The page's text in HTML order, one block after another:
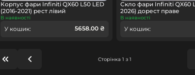
Корпус фари Infiniti QX60 L50 LED
(2016-2021) рест лівий
В наявності
У кошик: 5658.00 ₴
Скло фари Infiniti QX60
2026) дорест праве
В наявності
У кошик:
Сторінка 1 з 1